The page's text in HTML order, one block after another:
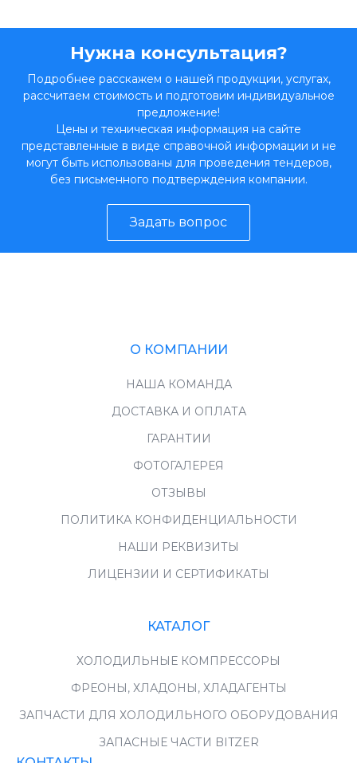
Нужна консультация?
Подробнее расскажем о нашей продукции, услугах,
рассчитаем стоимость и подготовим индивидуальное
предложение!
Цены и техническая информация на сайте
представленные в виде справочной информации и не
могут быть использованы для проведения тендеров,
без письменного подтверждения компании.
Задать вопрос
О КОМПАНИИ
НАША КОМАНДА
ДОСТАВКА И ОПЛАТА
ГАРАНТИИ
ФОТОГАЛЕРЕЯ
ОТЗЫВЫ
ПОЛИТИКА КОНФИДЕНЦИАЛЬНОСТИ
НАШИ РЕКВИЗИТЫ
ЛИЦЕНЗИИ И СЕРТИФИКАТЫ
КАТАЛОГ
ХОЛОДИЛЬНЫЕ КОМПРЕССОРЫ
ФРЕОНЫ, ХЛАДОНЫ, ХЛАДАГЕНТЫ
ЗАПЧАСТИ ДЛЯ ХОЛОДИЛЬНОГО ОБОРУДОВАНИЯ
ЗАПАСНЫЕ ЧАСТИ BITZER